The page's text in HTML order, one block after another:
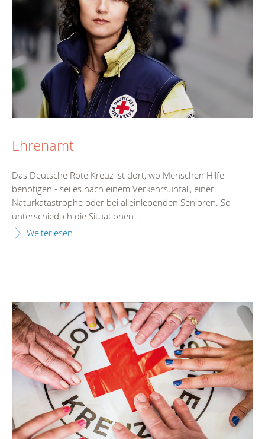
Ehrenamt
Das Deutsche Rote Kreuz ist dort, wo Menschen Hilfe
benötigen - sei es nach einem Verkehrsunfall, einer
Naturkatastrophe oder bei alleinlebenden Senioren. So
unterschiedlich die Situationen...
Weiterlesen